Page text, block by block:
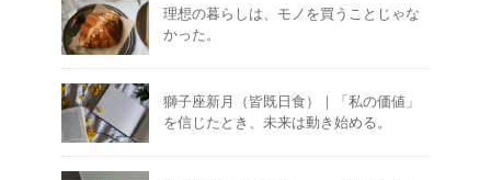
理想の暮らしは、モノを買うことじゃな
かった。
獅子座新月（皆既日食）｜「私の価値」
を信じたとき、未来は動き始める。